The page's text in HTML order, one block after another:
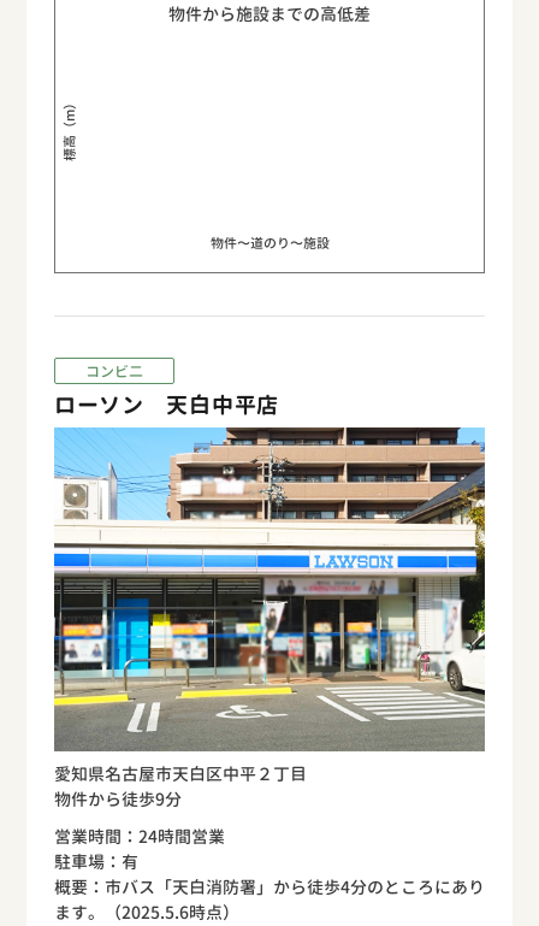
物件から施設までの高低差
標高（m）
物件〜道のり〜施設
コンビ二
ローソン 天白中平店
愛知県名古屋市天白区中平２丁目
物件から徒歩9分
営業時間：24時間営業
駐車場：有
概要：市バス「天白消防署」から徒歩4分のところにあり
ます。（2025.5.6時点）